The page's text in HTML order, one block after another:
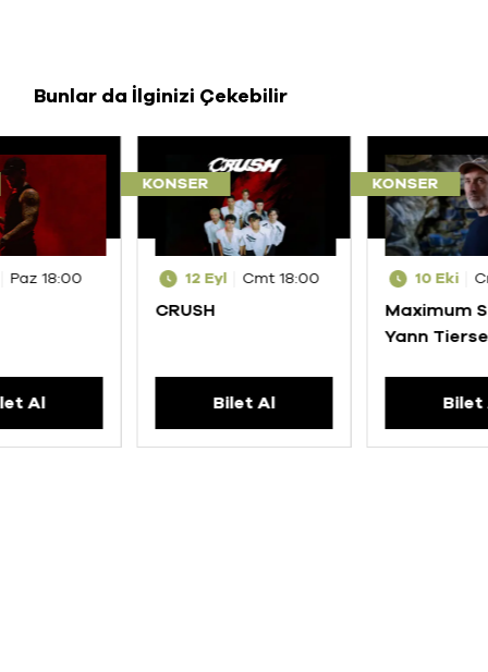
Bunlar da İlginizi Çekebilir
Paz 18:00
Al
KONSER
12 Eyl Cmt 18:00
CRUSH
Bilet Al
KONSER
10 Eki
Maximum
Yann
Bilet